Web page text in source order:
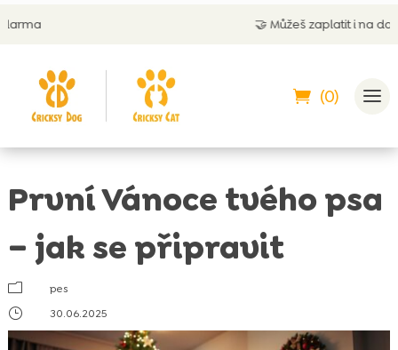
Můžeš zaplatit i na dobírku
(0)
První Vánoce tvého psa
– jak se připravit
m
pes
}
30.06.2025